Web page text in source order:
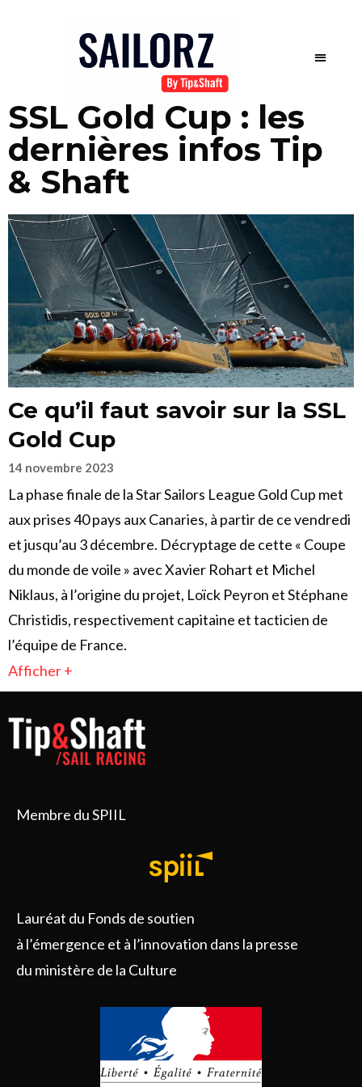
SSL Gold Cup : les
dernières infos Tip
& Shaft
Ce qu’il faut savoir sur la SSL
Gold Cup
14 novembre 2023
La phase finale de la Star Sailors League Gold Cup met
aux prises 40 pays aux Canaries, à partir de ce vendredi
et jusqu’au 3 décembre. Décryptage de cette « Coupe
du monde de voile » avec Xavier Rohart et Michel
Niklaus, à l’origine du projet, Loïck Peyron et Stéphane
Christidis, respectivement capitaine et tacticien de
l’équipe de France.
Afficher +
Membre du SPIIL
Lauréat du Fonds de soutien
à l’émergence et à l’innovation dans la presse
du ministère de la Culture